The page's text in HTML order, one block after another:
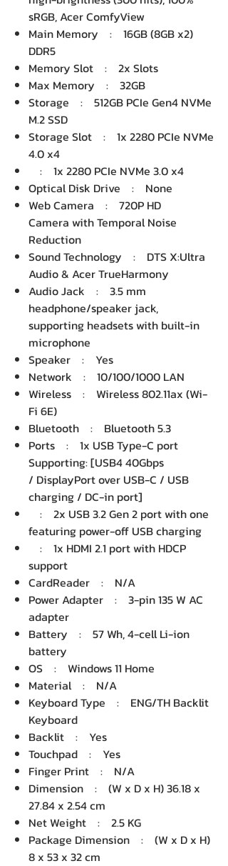
sRGB, Acer ComfyView
Main Memory : 16GB (8GB x2)
DDR5
Memory Slot : 2x Slots
Max Memory : 32GB
Storage : 512GB PCIe Gen4 NVMe
M.2 SSD
Storage Slot : 1x 2280 PCIe NVMe
4.0 x4
: 1x 2280 PCIe NVMe 3.0 x4
Optical Disk Drive : None
Web Camera : 720P HD
Camera with Temporal Noise
Reduction
Sound Technology : DTS X:Ultra
Audio & Acer TrueHarmony
Audio Jack : 3.5 mm
headphone/speaker jack,
supporting headsets with built-in
microphone
Speaker : Yes
Network : 10/100/1000 LAN
Wireless : Wireless 802.11ax (Wi-
Fi 6E)
Bluetooth : Bluetooth 5.3
Ports : 1x USB Type-C port
Supporting: [USB4 40Gbps
/ DisplayPort over USB-C / USB
charging / DC-in port]
: 2x USB 3.2 Gen 2 port with one
featuring power-off USB charging
: 1x HDMI 2.1 port with HDCP
support
CardReader : N/A
Power Adapter : 3-pin 135 W AC
adapter
Battery : 57 Wh, 4-cell Li-ion
battery
OS : Windows 11 Home
Material : N/A
Keyboard Type : ENG/TH Backlit
Keyboard
Backlit : Yes
Touchpad : Yes
Finger Print : N/A
Dimension : (W x D x H) 36.18 x
27.84 x 2.54 cm
Net Weight : 2.5 KG
Package Dimension : (W x D x H)
8 x 53 x 32 cm